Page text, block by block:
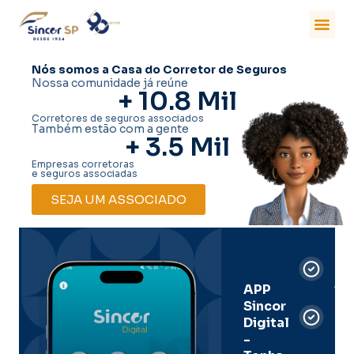
Nós somos a Casa do Corretor de Seguros
Nossa comunidade já reúne
+ 10.8 Mil
Corretores de seguros associados
Também estão com a gente
+ 3.5 Mil
Empresas corretoras
e seguros associadas
SEJA UM ASSOCIADO
APP
Sincor
Digital
-